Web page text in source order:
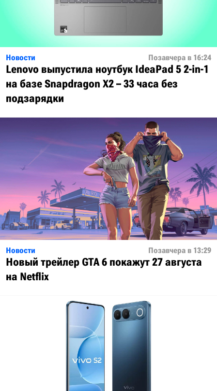
Новости Позавчера в 16:24
Lenovo выпустила ноутбук IdeaPad 5 2-in-1
на базе Snapdragon X2 – 33 часа без
подзарядки
Новости Позавчера в 13:29
Новый трейлер GTA 6 покажут 27 августа
на Netflix